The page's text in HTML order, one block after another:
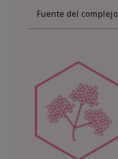
Fuente del complejo